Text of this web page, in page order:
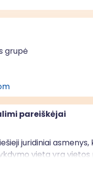
grupė
pareiškėjai
juridiniai asmenys,
vieta yra